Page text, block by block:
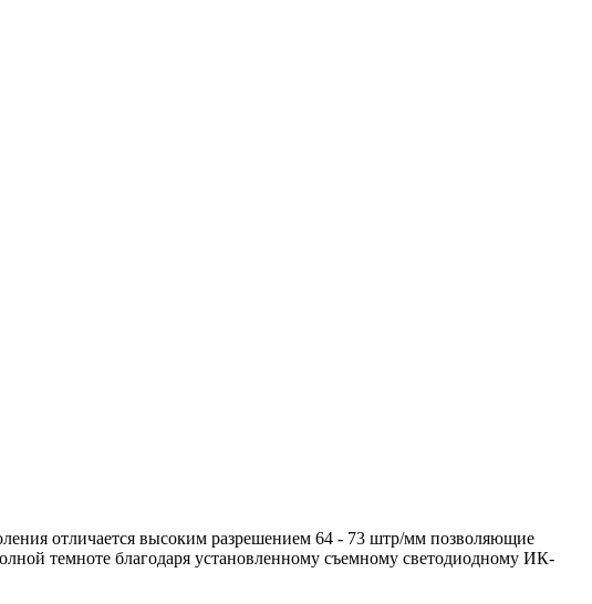
отличается высоким разрешением 64 - 73 штр/мм позволяющие
темноте благодаря установленному съемному светодиодному ИК-